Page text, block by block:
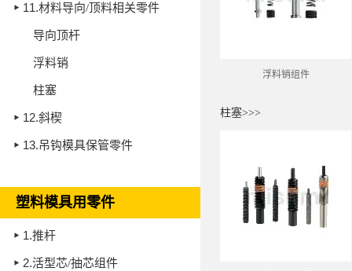
11.材料导向/顶料相关零件
导向顶杆
浮料销
柱塞
12.斜楔
13.吊钩模具保管零件
塑料模具用零件
1.推杆
2.活型芯/抽芯组件
浮料销组件
柱塞>>>